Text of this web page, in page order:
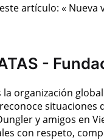
artículo: «
-
la organización
situaciones
y amigos en
con respeto,